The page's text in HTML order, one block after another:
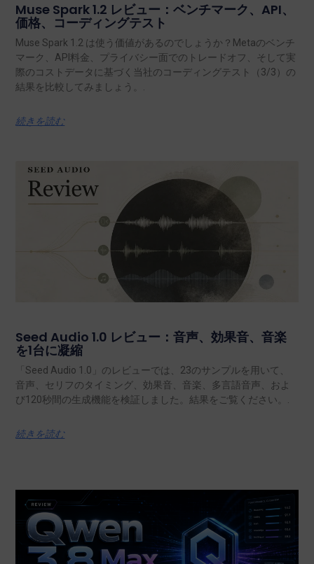
Muse Spark 1.2 レビュー：ベンチマーク、API、
価格、コーディングテスト
Muse Spark 1.2 は使う価値があるのでしょうか？Metaのベンチ
マーク、API料金、プライバシー面でのトレードオフ、そして実
際のコストデータに基づく当社のコーディングテスト（3/3）の
結果を比較してみましょう。.
続きを読む
Seed Audio 1.0 レビュー：音声、効果音、音楽
を1台に凝縮
「Seed Audio 1.0」のレビューでは、23のサンプルを用いて、
音声、セリフのタイミング、効果音、音楽、多言語音声、およ
び120秒間の生成機能を検証しました。結果をご覧ください。.
続きを読む